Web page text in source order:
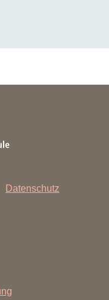
Datenschutz